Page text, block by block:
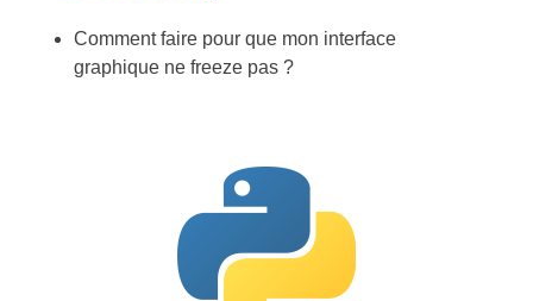
Comment faire pour que mon interface
graphique ne freeze pas ?